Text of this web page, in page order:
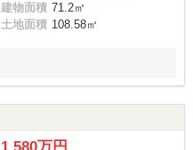
建物面積 71.2㎡
土地面積 108.58㎡